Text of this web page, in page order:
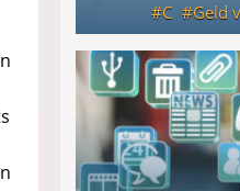
C Geld
↻ Täglich neue